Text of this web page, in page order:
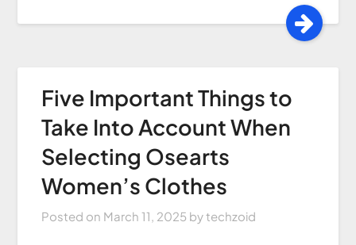
Five Important Things to
Take Into Account When
Selecting Osearts
Women’s Clothes
Posted on March 11, 2025 bytechzoid